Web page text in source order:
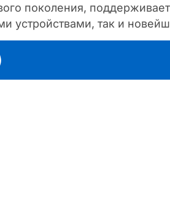
поколения,
устройствами, так и